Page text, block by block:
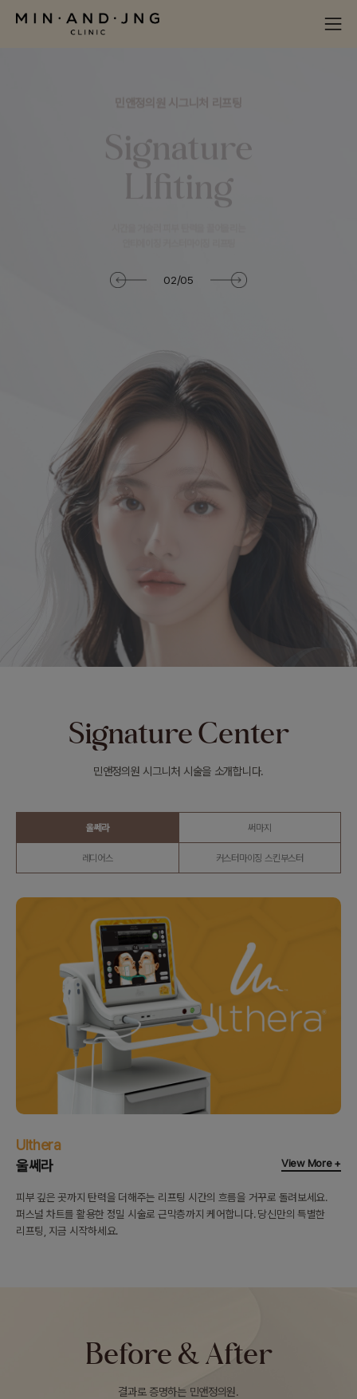
LIfiting
시간을 거슬러 피부 탄력을 끌어올리는
View More +
2/ 5
Signature Center
민앤정의원 시그니처 시술을 소개합니다.
울쎄라 써마지
레디어스 커스터마이징 스킨부스터
Ulthera
울쎄라
피부 깊은 곳까지 탄력을 더해주는 리프팅 시간의 흐름을 거꾸로 돌려보세요.
퍼스널 차트를 활용한 정밀 시술로 근막층까지 케어합니다.당신만의 특별한
리프팅, 지금 시작하세요.
View More +
Before & After
결과로 증명하는 민앤정의원.